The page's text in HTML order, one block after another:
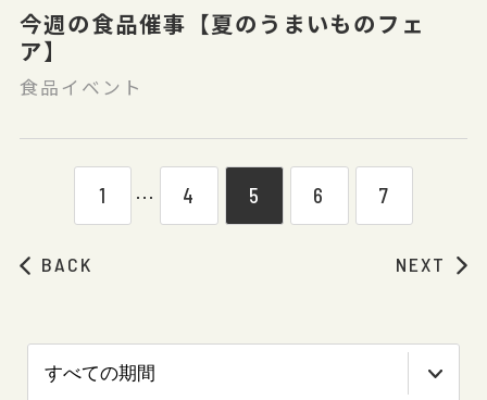
今週の食品催事【夏のうまいものフェ
ア】
食品イベント
BACK
1 ⋯ 4 5 6 7
NEXT